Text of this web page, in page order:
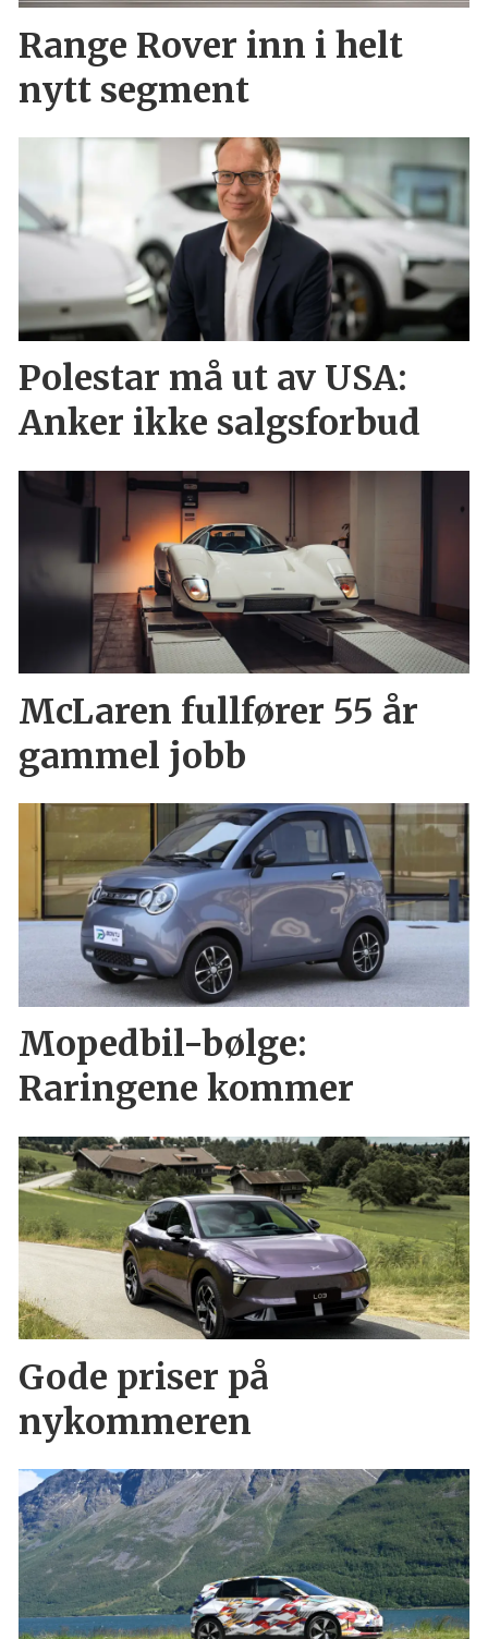
Range Rover inn i helt
nytt segment
Polestar må ut av USA:
Anker ikke salgsforbud
McLaren fullfører 55 år
gammel jobb
Mopedbil-bølge:
Raringene kommer
Gode priser på
nykommeren